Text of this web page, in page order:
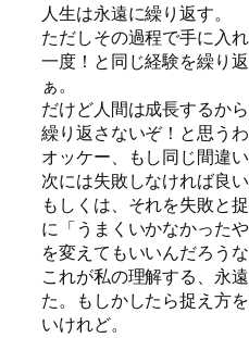
人生は永遠に繰り返す。
ただしその過程で手に入
一度！と同じ経験を繰り
ぁ。
だけど人間は成長するか
繰り返さないぞ！と思う
オッケー、もし同じ間違
次には失敗しなければ良い
もしくは、それを失敗と
に「うまくいかなかった
を変えてもいいんだろうな
これが私の理解する、永
た。もしかしたら捉え方
いけれど。